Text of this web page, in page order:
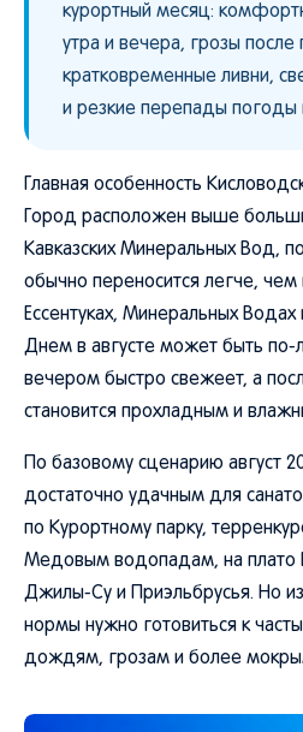
курортный месяц:
утра и вечера, грозы после
кратковременные ливни,
и резкие перепады погоды
Главная особенность
Город расположен выше
Кавказских Минеральных Вод,
обычно переносится легче, чем
Ессентуках, Минеральных Водах
Днем в августе может быть по-
вечером быстро свежеет, а
становится прохладным и
По базовому сценарию август
достаточно удачным для
по Курортному парку,
Медовым водопадам, на плато
Джилы-Су и Приэльбрусья. Но
нормы нужно готовиться к
дождям, грозам и более